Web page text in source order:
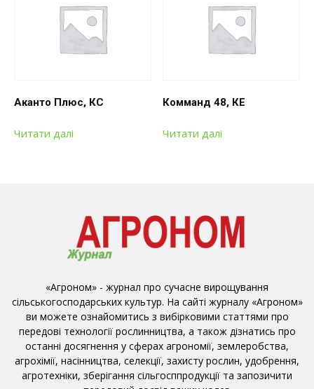
Аканто Плюс, КС
Читати далі
Комманд 48, КЕ
Читати далі
«Агроном» - журнал про сучасне вирощування
сільськогосподарських культур. На сайті журналу «Агроном»
ви можете ознайомитись з вибірковими статтями про
передові технології рослинництва, а також дізнатись про
останні досягнення у сферах агрономії, землеробства,
агрохімії, насінництва, селекції, захисту рослин, удобрення,
агротехніки, зберігання сільгосппродукції та запозичити